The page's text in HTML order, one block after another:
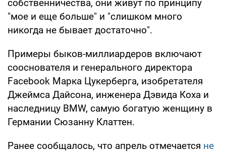
собственничества, они живут по принципу
"мое и еще больше" и "слишком много
никогда не бывает достаточно".
Примеры быков-миллиардеров включают
сооснователя и генерального директора
Facebook Марка Цукерберга, изобретателя
Джеймса Дайсона, инженера Дэвида Коха и
наследницу BMW, самую богатую женщину в
Германии Сюзанну Клаттен.
Ранее сообщалось, что апрель отмечается не